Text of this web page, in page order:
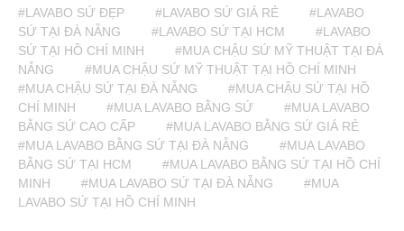
#LAVABO SỨ ĐẸP
#LAVABO SỨ GIÁ RẺ
#LAVABO
SỨ TẠI ĐÀ NẴNG
#LAVABO SỨ TẠI HCM
#LAVABO
SỨ TẠI HỒ CHÍ MINH
#MUA CHẬU SỨ MỸ THUẬT TẠI ĐÀ
NẴNG
#MUA CHẬU SỨ MỸ THUẬT TẠI HỒ CHÍ MINH
#MUA CHẬU SỨ TẠI ĐÀ NẴNG
#MUA CHẬU SỨ TẠI HỒ
CHÍ MINH
#MUA LAVABO BẰNG SỨ
#MUA LAVABO
BẰNG SỨ CAO CẤP
#MUA LAVABO BẰNG SỨ GIÁ RẺ
#MUA LAVABO BẰNG SỨ TẠI ĐÀ NẴNG
#MUA LAVABO
BẰNG SỨ TẠI HCM
#MUA LAVABO BẰNG SỨ TẠI HỒ CHÍ
MINH
#MUA LAVABO SỨ TẠI ĐÀ NẴNG
#MUA
LAVABO SỨ TẠI HỒ CHÍ MINH